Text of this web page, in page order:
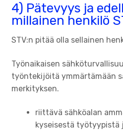
4) Pätevyys ja
millainen henkilö
STV:n pitää olla sellainen
Työnaikaisen
työntekijöitä ymmärtämään
merkityksen.
riittävä sähköalan
kyseisestä työtyypistä